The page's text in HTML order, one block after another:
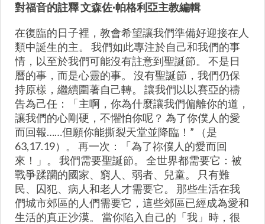
對福音的註釋 文森佐·帕格利亞主教編輯
在復臨的日子裡，教會希望讓我們準備好迎接在人
類中誕生的主。 我們如此專注於自己和我們的事
情，以至於我們可能沒有註意到聖誕節。 不是日
曆的事，而是心靈的事。 沒有聖誕節，我們仍保
持原樣，繼續圍著自己轉。 讓我們以以賽亞的禱
告為己任：「主啊，你為什麼讓我們偏離你的道，
讓我們的心剛硬，不懼怕你呢？ 為了你僕人的愛
而回報……但願你能撕裂天堂並降臨！” （是
63,17.19）。 再一次：「為了祢僕人的愛而回
來！」。 我們需要聖誕節。 全世界都需要它：被
戰爭蹂躪的國家、窮人、弱者、兒童。 只有難
民、囚犯、病人和老人才需要它。 那些生活在我
們城市郊區的人們需要它，這些郊區已經成為愛和
生活的真正沙漠。 當你陷入自己的「我」時，很